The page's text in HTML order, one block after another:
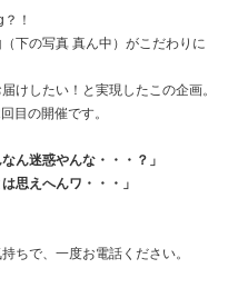
！
下の写真 真ん中）がこだわりに
けしたい！と実現したこの企画。
目の開催です。
ん迷惑やんな・・・？」
思えへんワ・・・」
ちで、一度お電話ください。